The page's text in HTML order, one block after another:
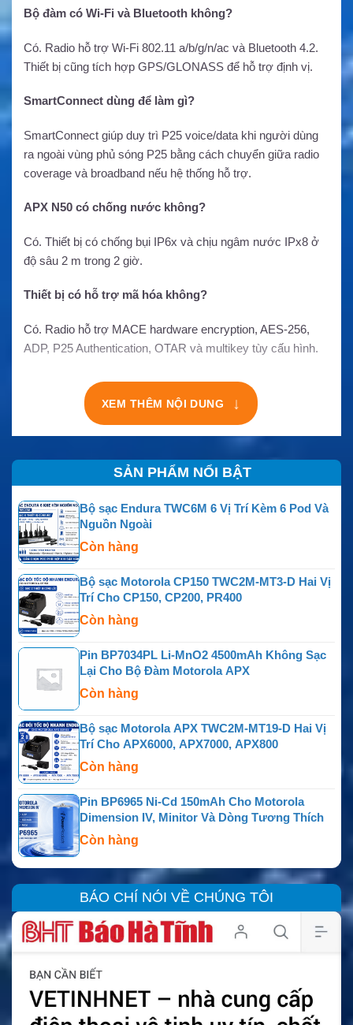
Bộ đàm có Wi-Fi và Bluetooth không?
Có. Radio hỗ trợ Wi-Fi 802.11 a/b/g/n/ac và Bluetooth 4.2.
Thiết bị cũng tích hợp GPS/GLONASS để hỗ trợ định vị.
SmartConnect dùng để làm gì?
SmartConnect giúp duy trì P25 voice/data khi người dùng
ra ngoài vùng phủ sóng P25 bằng cách chuyển giữa radio
coverage và broadband nếu hệ thống hỗ trợ.
APX N50 có chống nước không?
Có. Thiết bị có chống bụi IP6x và chịu ngâm nước IPx8 ở
độ sâu 2 m trong 2 giờ.
Thiết bị có hỗ trợ mã hóa không?
Có. Radio hỗ trợ MACE hardware encryption, AES-256,
ADP, P25 Authentication, OTAR và multikey tùy cấu hình.
XEM THÊM NỘI DUNG ↓
SẢN PHẨM NỔI BẬT
Bộ sạc Endura TWC6M 6 Vị Trí Kèm 6 Pod Và
Nguồn Ngoài
Còn hàng
Bộ sạc Motorola CP150 TWC2M-MT3-D Hai Vị
Trí Cho CP150, CP200, PR400
Còn hàng
Pin BP7034PL Li-MnO2 4500mAh Không Sạc
Lại Cho Bộ Đàm Motorola APX
Còn hàng
Bộ sạc Motorola APX TWC2M-MT19-D Hai Vị
Trí Cho APX6000, APX7000, APX800
Còn hàng
Pin BP6965 Ni-Cd 150mAh Cho Motorola
Dimension IV, Minitor Và Dòng Tương Thích
Còn hàng
BÁO CHÍ NÓI VỀ CHÚNG TÔI